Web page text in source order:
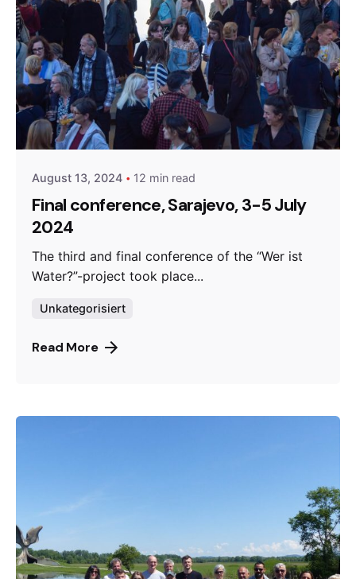
Posted by
admin
August 13, 2024 12 min read
Final conference, Sarajevo, 3-5 July
2024
The third and final conference of the “Wer ist
Water?”-project took place...
Unkategorisiert
Read More